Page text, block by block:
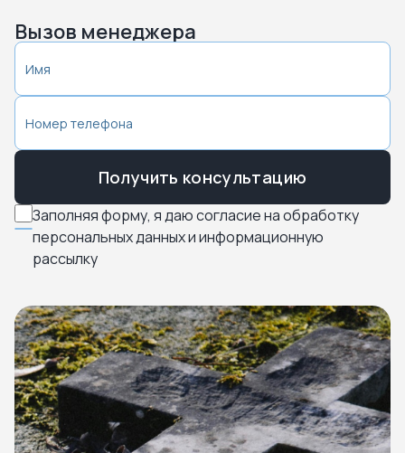
Вызов менеджера
Заполняя форму, я даю согласие на обработку
персональных данных и информационную
рассылку
Получить консультацию